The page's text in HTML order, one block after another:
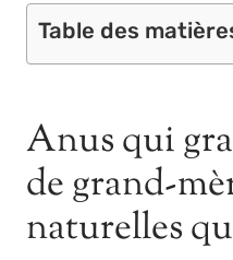
Table des
Anus qui
de grand-
naturelles